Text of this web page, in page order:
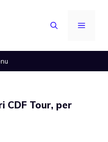
MENU
CDF Tour, per